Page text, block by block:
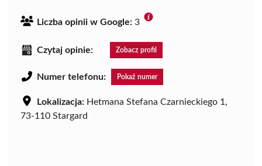
Liczba opinii w Google: 3
Czytaj opinie: Zobacz profil
Numer telefonu: Pokaż numer
Lokalizacja: Hetmana Stefana Czarnieckiego 1,
73-110 Stargard